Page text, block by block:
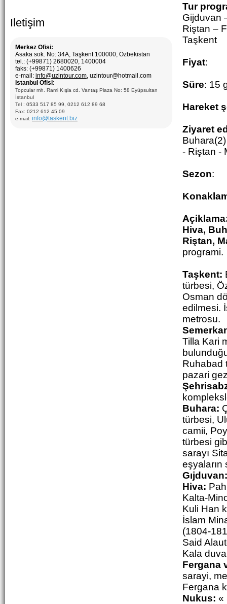
Iletişim
Merkez Ofisi:
Asaka sok. No: 34A, Taşkent 100000, Özbekistan
tel.: (+99871) 2680020, 1400004
faks: (+99871) 1400626
e-mail: info@uzintour.com, uzintour@hotmail.com
Istanbul Ofisi:
Topcular mh. Rami Kışla cd. Vantaş Plaza No: 58 Eyüpsultan
İstanbul
Tel : 0533 517 85 99, 0212 612 89 68
Fax: 0212 612 45 09
e-mail: info@taskent.biz
Tur
Gijduvan
Riştan –
Taşkent
Fiyat:
Süre: 15
Hareket
Ziyaret
- Riştan -
Sezon:
Hiva,
Riştan,
programi.
Taşkent:
türbesi,
Osman
edilmesi.
metrosu.
Tilla Kari
Ruhabad
pazari
Buhara:
türbesi,
camii,
türbesi
sarayı
eşyaların
Gıjduvan:
Hiva:
Kalta-
Kuli Han
İslam
(1804-
Said
Kala
Fergana
sarayi,
Fergana
Nukus: «